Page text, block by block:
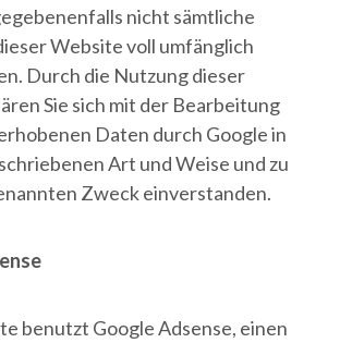
nicht sämtliche
Website voll umfänglich
Durch die Nutzung dieser
Sie sich mit der Bearbeitung
Daten durch Google in
Art und Weise und zu
Zweck einverstanden.
benutzt Google Adsense, einen